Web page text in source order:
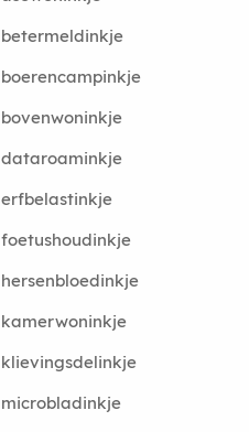
betermeldinkje
boerencampinkje
bovenwoninkje
dataroaminkje
erfbelastinkje
foetushoudinkje
hersenbloedinkje
kamerwoninkje
klievingsdelinkje
microbladinkje